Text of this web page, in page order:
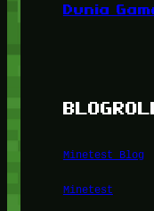
Dunia
Minetest Blog
Minetest